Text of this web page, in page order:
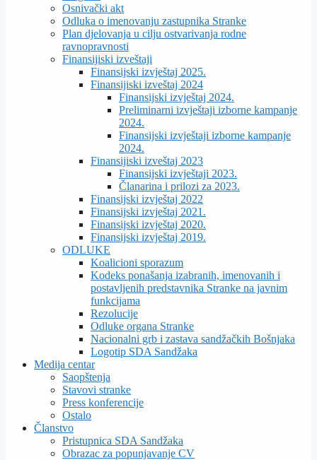
Osnivački akt
Odluka o imenovanju zastupnika Stranke
Plan djelovanja u cilju ostvarivanja rodne
ravnopravnosti
Finansijiski izveštaji
Finansijski izvještaj 2025.
Finansijiski izveštaj 2024
Finansijski izvještaj 2024.
Preliminarni izvještaji izborne kampanje
2024.
Finansijski izvještaji izborne kampanje
2024.
Finansijiski izveštaj 2023
Finansijski izvještaji 2023.
Članarina i prilozi za 2023.
Finansijski izvještaj 2022
Finansijski izvještaj 2021.
Finansijski izvještaj 2020.
Finansijski izvještaj 2019.
ODLUKE
Koalicioni sporazum
Kodeks ponašanja izabranih, imenovanih i
postavljenih predstavnika Stranke na javnim
funkcijama
Rezolucije
Odluke organa Stranke
Nacionalni grb i zastava sandžačkih Bošnjaka
Logotip SDA Sandžaka
Medija centar
Saopštenja
Stavovi stranke
Press konferencije
Ostalo
Članstvo
Pristupnica SDA Sandžaka
Obrazac za popunjavanje CV